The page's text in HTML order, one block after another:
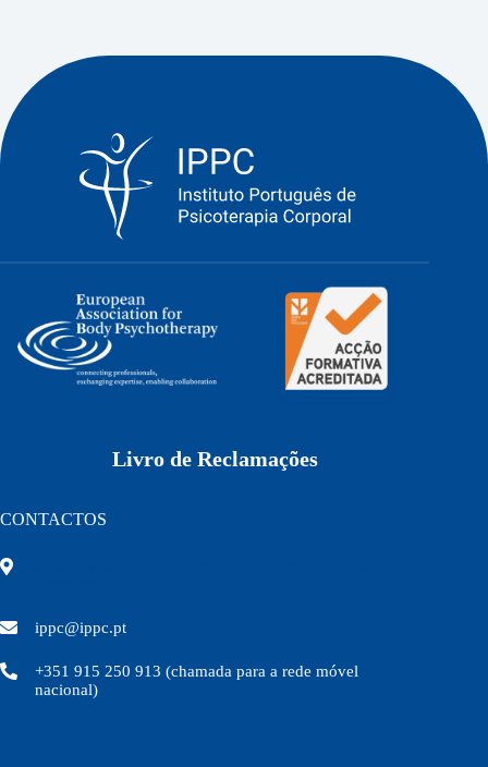
estar e burnout dos estudantes e médicos,
qualidade de vida e impacto dos contextos
nas doenças, conhecimentos estigma e
barreiras no acesso a cuidados de saúde na
doença mental. Faz parte da direção da
Sociedade Portuguesa para o Estudo da
Saúde Mental e, através da Ordem dos
Médicos, da Comissão Regional de Saúde
Coimbra Centro.
Intervenção:
“O médico de família na gestão de eventos
de vida traumáticos“
Livro de Reclamações
CONTACTOS
ippc@ippc.pt
+351 915 250 913 (chamada para a rede móvel
nacional)